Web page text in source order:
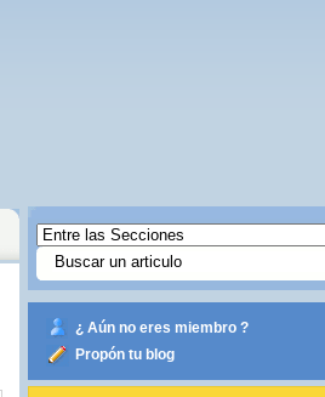
¿ Aún no eres miembro ?
Propón tu blog